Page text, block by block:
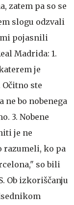
zatem pa so se
slogu odzvali
pojasnili
Madrida: 1.
je
Očitno ste
ne bo nobenega
3. Nobene
je ne
razumeli, ko pa
so bili
Ob izkoriščanju